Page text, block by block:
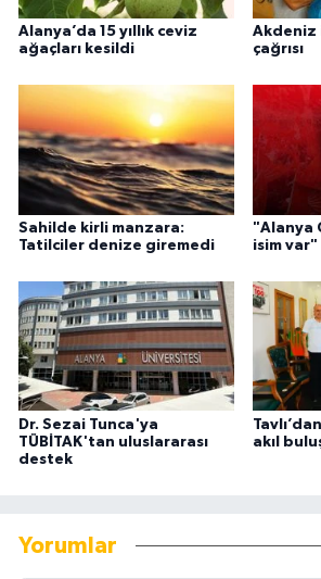
Alanya’da 15 yıllık ceviz
ağaçları kesildi
Akdeniz
çağrısı
Sahilde kirli manzara:
Tatilciler denize giremedi
"Alanya
isim var"
Dr. Sezai Tunca'ya
TÜBİTAK'tan uluslararası
destek
akıl
Yorumlar